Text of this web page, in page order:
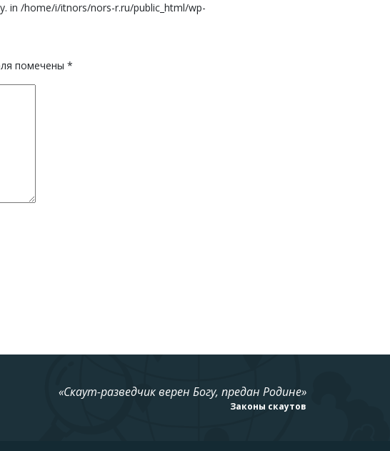
in /home/i/itnors/nors-r.ru/public_html/wp-
помечены *
«Скаут-разведчик верен Богу, предан Родине»
Законы скаутов